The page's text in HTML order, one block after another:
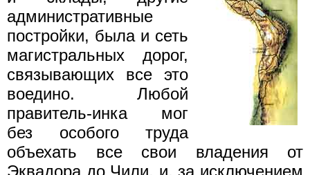
административные
постройки, была и сеть
магистральных дорог,
связывающих все это
воедино. Любой
правитель-инка мог
без особого труда
объехать все свои владения от
Эквадора до Чили, и, за исключением